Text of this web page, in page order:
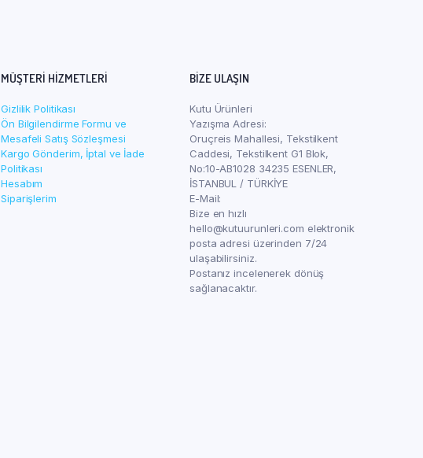
MÜŞTERI HIZMETLERI
Gizlilik Politikası
Ön Bilgilendirme Formu ve
Mesafeli Satış Sözleşmesi
Kargo Gönderim, İptal ve İade
Politikası
Hesabım
Siparişlerim
BIZE ULAŞIN
Kutu Ürünleri
Yazışma Adresi:
Oruçreis Mahallesi, Tekstilkent
Caddesi, Tekstilkent G1 Blok,
No:10-AB1028 34235 ESENLER,
İSTANBUL / TÜRKİYE
E-Mail:
Bize en hızlı
hello@kutuurunleri.com elektronik
posta adresi üzerinden 7/24
ulaşabilirsiniz.
Postanız incelenerek dönüş
sağlanacaktır.